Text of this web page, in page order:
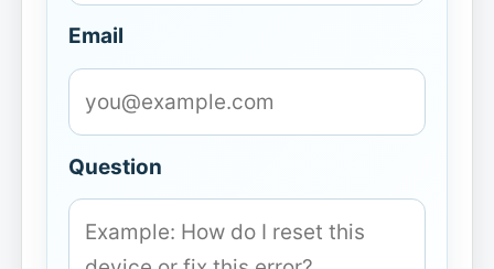
Email
Question